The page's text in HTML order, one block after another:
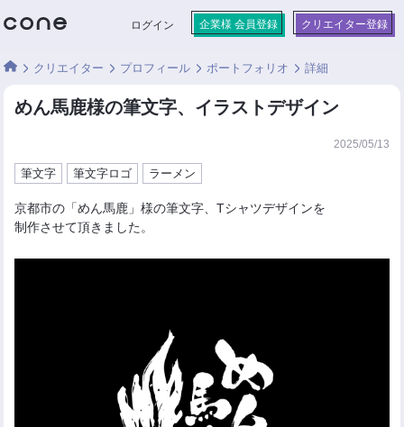
ログイン 企業様 会員登録 クリエイター登録
クリエイター プロフィール ポートフォリオ 詳細
めん馬鹿様の筆文字、イラストデザイン
2025/05/13
筆文字 筆文字ロゴ ラーメン
京都市の「めん馬鹿」様の筆文字、Tシャツデザインを
制作させて頂きました。